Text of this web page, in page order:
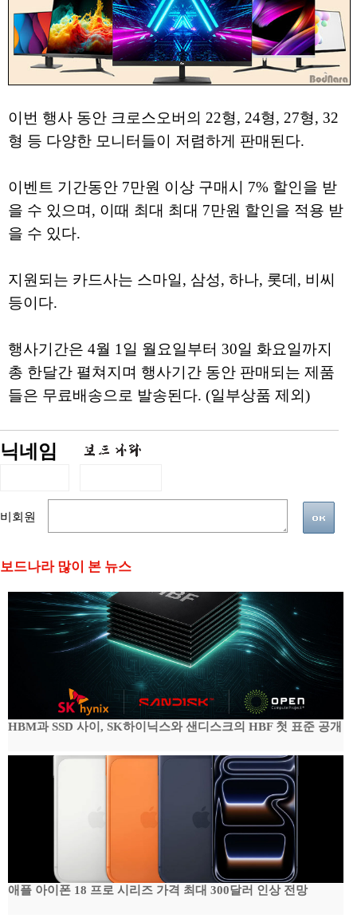
이번 행사 동안 크로스오버의 22형, 24형, 27형, 32
형 등 다양한 모니터들이 저렴하게 판매된다.
이벤트 기간동안 7만원 이상 구매시 7% 할인을 받
을 수 있으며, 이때 최대 최대 7만원 할인을 적용 받
을 수 있다.
지원되는 카드사는 스마일, 삼성, 하나, 롯데, 비씨
등이다.
행사기간은 4월 1일 월요일부터 30일 화요일까지
총 한달간 펼쳐지며 행사기간 동안 판매되는 제품
들은 무료배송으로 발송된다. (일부상품 제외)
닉네임
비회원
보드나라 많이 본 뉴스
HBM과 SSD 사이, SK하이닉스와 샌디스크의 HBF 첫 표준 공개
애플 아이폰 18 프로 시리즈 가격 최대 300달러 인상 전망